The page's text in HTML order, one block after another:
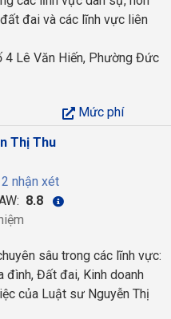
đai và các lĩnh vực liên
4 Lê Văn Hiến, Phường Đức
Mức phí
Thị Thu
2 nhận xét
8.8
sâu trong các lĩnh vực:
đình, Đất đai, Kinh doanh
của Luật sư Nguyễn Thị